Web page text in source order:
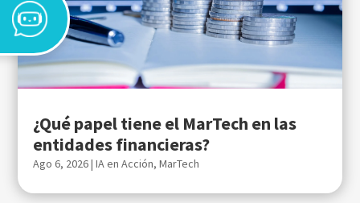
¿Qué papel tiene el MarTech en las
entidades financieras?
Ago 6, 2026|IA en Acción,MarTech